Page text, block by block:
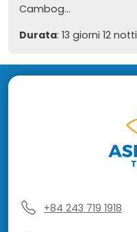
Cambog...
Durata: 13 giorni 12 notti
+84 243 719 1918